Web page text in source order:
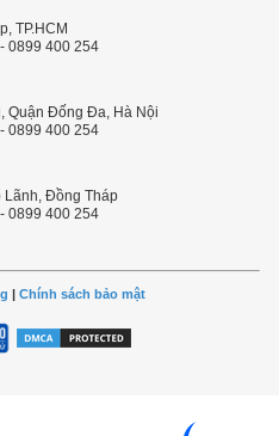
TP.HCM
0899 400 254
Quận Đống Đa, Hà Nội
0899 400 254
Lãnh, Đồng Tháp
0899 400 254
Chính sách bảo mật